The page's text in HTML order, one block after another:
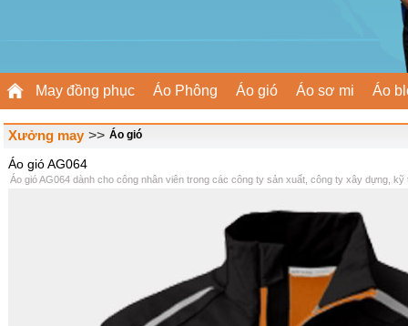
May đồng phục Áo Phông Áo gió Áo sơ mi Áo
Xưởng may >> Áo gió
Áo gió AG064
Áo gió AG064 dành cho công nhân viên trong các công ty sản xuất, công ty xây dựng,